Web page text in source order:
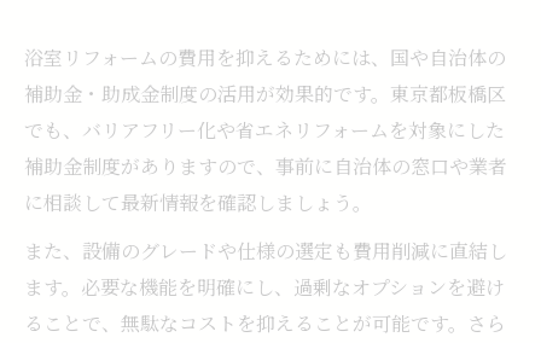
浴室リフォームの費用を抑えるためには、国や自治体の
補助金・助成金制度の活用が効果的です。東京都板橋区
でも、バリアフリー化や省エネリフォームを対象にした
補助金制度がありますので、事前に自治体の窓口や業者
に相談して最新情報を確認しましょう。
また、設備のグレードや仕様の選定も費用削減に直結し
ます。必要な機能を明確にし、過剰なオプションを避け
ることで、無駄なコストを抑えることが可能です。さら